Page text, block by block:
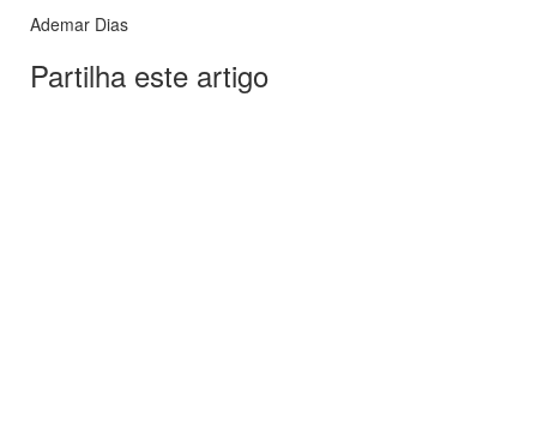
Ademar Dias
Partilha este artigo